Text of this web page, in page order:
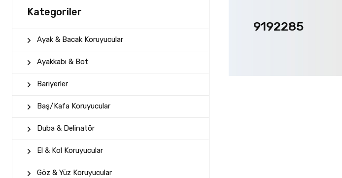
Kategoriler
Ayak & Bacak Koruyucular
Ayakkabı & Bot
Bariyerler
Baş/Kafa Koruyucular
Duba & Delinatör
El & Kol Koruyucular
Göz & Yüz Koruyucular
9192285